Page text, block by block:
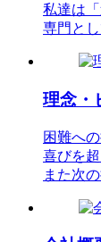
私達は
専門とし
理念・
困難への
喜びを超
また次